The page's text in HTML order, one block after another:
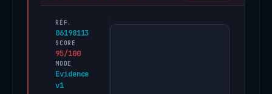
RÉF.
06198113
SCORE
95/100
MODE
Evidence
v1
PhishDestroy